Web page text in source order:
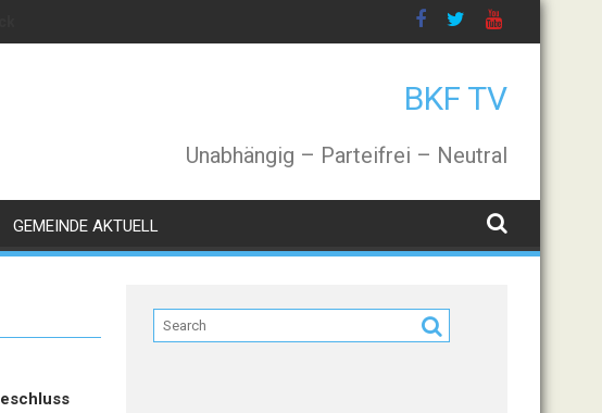
BKF TV
Unabhängig – Parteifrei – Neutral
GEMEINDE AKTUELL